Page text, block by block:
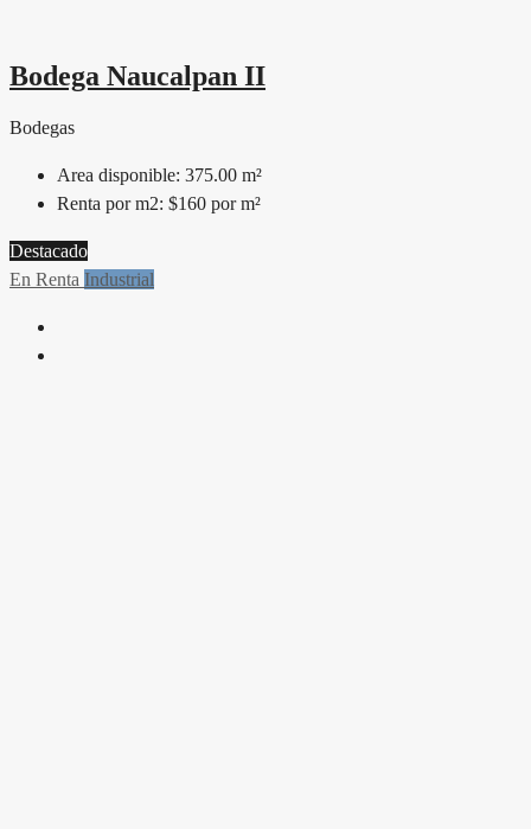
Bodega Naucalpan II
Bodegas
Area disponible: 375.00 m²
Renta por m2: $160 por m²
Destacado
En Renta Industrial